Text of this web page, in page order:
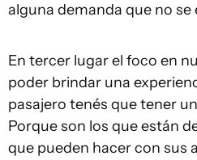
alguna demanda que no se
En tercer lugar el foco en
poder brindar una
pasajero tenés que tener
Porque son los que están
que pueden hacer con sus